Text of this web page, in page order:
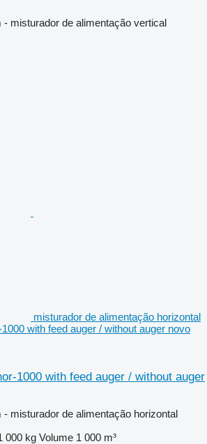
- misturador de alimentação vertical
misturador de alimentação horizontal
with feed auger / without auger novo
1000 with feed auger / without auger
misturador de alimentação horizontal
000 kg Volume 1 000 m³